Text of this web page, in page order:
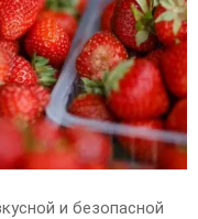
и безопасной